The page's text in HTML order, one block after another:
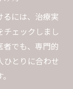
るには、治療実
ェックしまし
者でも、専門的
ひとりに合わせ